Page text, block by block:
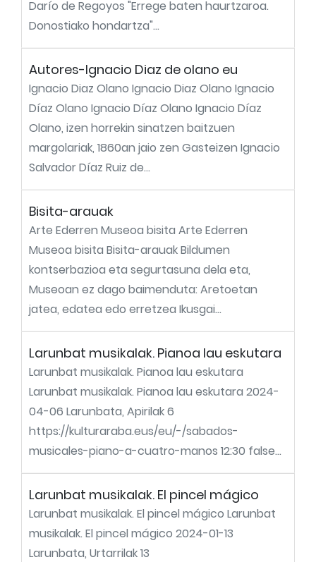
Darío de Regoyos "Errege baten haurtzaroa.
Donostiako hondartza"...
Autores-Ignacio Diaz de olano eu
Ignacio Diaz Olano Ignacio Diaz Olano Ignacio
Díaz Olano Ignacio Díaz Olano Ignacio Díaz
Olano, izen horrekin sinatzen baitzuen
margolariak, 1860an jaio zen Gasteizen Ignacio
Salvador Díaz Ruiz de...
Bisita-arauak
Arte Ederren Museoa bisita Arte Ederren
Museoa bisita Bisita-arauak Bildumen
kontserbazioa eta segurtasuna dela eta,
Museoan ez dago baimenduta: Aretoetan
jatea, edatea edo erretzea Ikusgai...
Larunbat musikalak. Pianoa lau eskutara
Larunbat musikalak. Pianoa lau eskutara
Larunbat musikalak. Pianoa lau eskutara 2024-
04-06 Larunbata, Apirilak 6
https://kulturaraba.eus/eu/-/sabados-
musicales-piano-a-cuatro-manos 12:30 false...
Larunbat musikalak. El pincel mágico
Larunbat musikalak. El pincel mágico Larunbat
musikalak. El pincel mágico 2024-01-13
Larunbata, Urtarrilak 13